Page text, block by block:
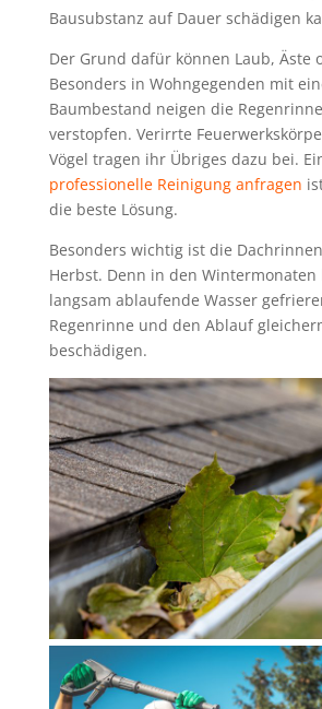
Bausubstanz auf Dauer schädigen
Der Grund dafür können Laub, Äste
Besonders in Wohngegenden mit
Baumbestand neigen die
verstopfen. Verirrte
Vögel tragen ihr Übriges dazu bei.
professionelle Reinigung anfragen
die beste Lösung.
Besonders wichtig ist die
Herbst. Denn in den
langsam ablaufende Wasser
Regenrinne und den Ablauf
beschädigen.